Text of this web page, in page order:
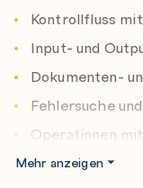
Künstliche
Einführung in
für KI-Lösungen.
Fokus auf
AI-102 Design und
Kontrollfluss
Input- und
Dokumenten-
Fehlersuche
Operationen
ITS: Database
Mehr anzeigen